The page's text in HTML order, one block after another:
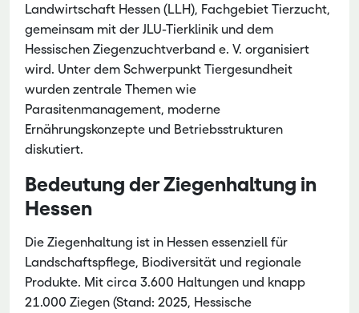
Landwirtschaft Hessen (LLH), Fachgebiet Tierzucht,
gemeinsam mit der JLU-Tierklinik und dem
Hessischen Ziegenzuchtverband e. V. organisiert
wird. Unter dem Schwerpunkt Tiergesundheit
wurden zentrale Themen wie
Parasitenmanagement, moderne
Ernährungskonzepte und Betriebsstrukturen
diskutiert.
Bedeutung der Ziegenhaltung in
Hessen
Die Ziegenhaltung ist in Hessen essenziell für
Landschaftspflege, Biodiversität und regionale
Produkte. Mit circa 3.600 Haltungen und knapp
21.000 Ziegen (Stand: 2025, Hessische